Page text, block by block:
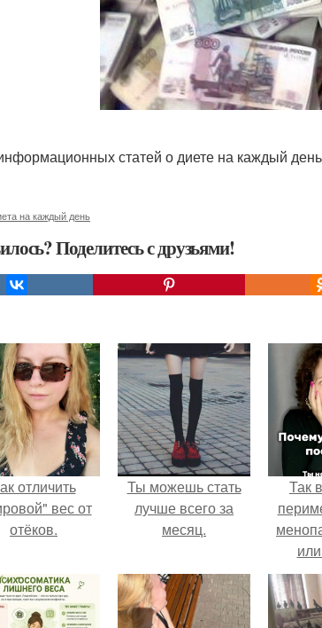
статей о диете на каждый день
на каждый день
Поделитесь с друзьями!
отличить
вес от
отёков.
Ты можешь стать
лучше всего за
месяц.
Так